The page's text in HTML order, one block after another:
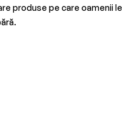
produse pe care oamenii le